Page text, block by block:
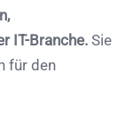
IT-Branche. Sie
für den